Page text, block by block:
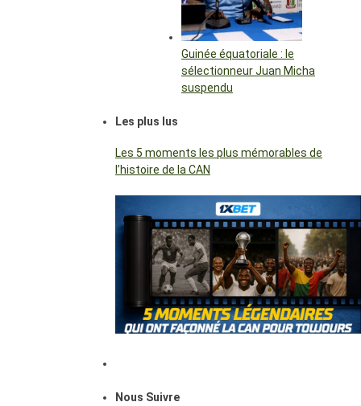
Guinée équatoriale : le
sélectionneur Juan Micha
suspendu
Les plus lus
Les 5 moments les plus mémorables de
l’histoire de la CAN
Nous Suivre